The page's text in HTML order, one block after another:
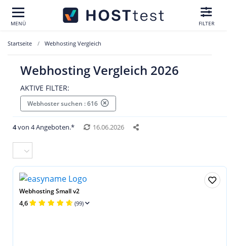
MENÜ FILTER
Startseite Webhosting Vergleich
Webhosting Vergleich 2026
AKTIVE FILTER:
Webhoster suchen : 616
4von 4 Angeboten.* 16.06.2026
Webhosting Small v2
4,6 (99)